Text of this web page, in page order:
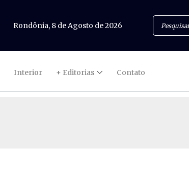
Rondônia, 8 de Agosto de 2026
Interior + Editorias Contato